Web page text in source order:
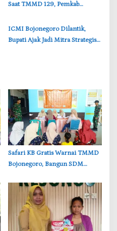
Saat TMMD 129, Pemkab
Keamanan Desa
ICMI Bojonegoro Dilantik,
‎Bupati Ajak Jadi Mitra Strategis
‎Safari KB Gratis Warnai TMMD
Bojonegoro, Bangun SDM